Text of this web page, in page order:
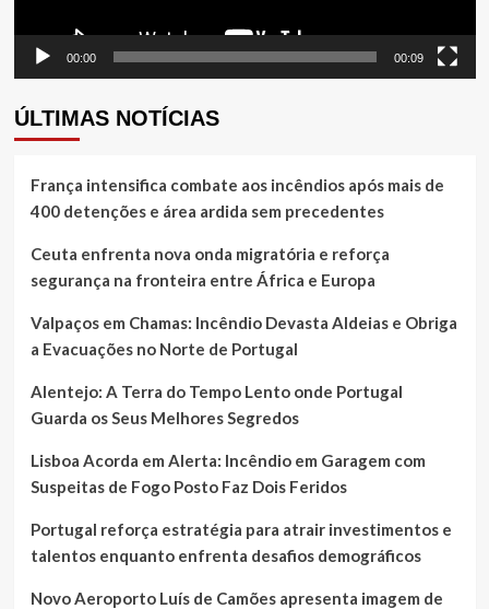
00:00 00:09
ÚLTIMAS NOTÍCIAS
França intensifica combate aos incêndios após mais de
400 detenções e área ardida sem precedentes
Ceuta enfrenta nova onda migratória e reforça
segurança na fronteira entre África e Europa
Valpaços em Chamas: Incêndio Devasta Aldeias e Obriga
a Evacuações no Norte de Portugal
Alentejo: A Terra do Tempo Lento onde Portugal
Guarda os Seus Melhores Segredos
Lisboa Acorda em Alerta: Incêndio em Garagem com
Suspeitas de Fogo Posto Faz Dois Feridos
Portugal reforça estratégia para atrair investimentos e
talentos enquanto enfrenta desafios demográficos
Novo Aeroporto Luís de Camões apresenta imagem de